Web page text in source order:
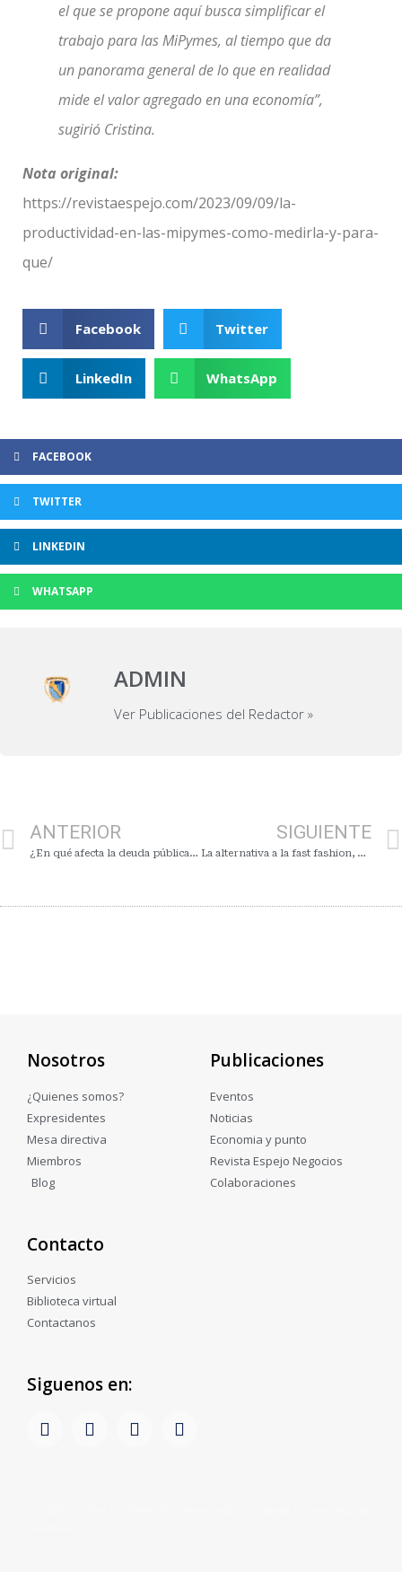
el que se propone aquí busca simplificar el
trabajo para las MiPymes, al tiempo que da
un panorama general de lo que en realidad
mide el valor agregado en una economía”,
sugirió Cristina.
Nota original:
https://revistaespejo.com/2023/09/09/la-
productividad-en-las-mipymes-como-medirla-y-para-
que/
Facebook Twitter
LinkedIn WhatsApp
FACEBOOK
TWITTER
LINKEDIN
WHATSAPP
ADMIN
Ver Publicaciones del Redactor »
ANTERIOR
¿En qué afecta la deuda pública al mercado del crédito y los negocios?
SIGUIENTE
La alternativa a la fast fashion, oportunidades de negocios
Nosotros
¿Quienes somos?
Expresidentes
Mesa directiva
Miembros
Blog
Publicaciones
Eventos
Noticias
Economia y punto
Revista Espejo Negocios
Colaboraciones
Contacto
Servicios
Biblioteca virtual
Contactanos
Siguenos en: